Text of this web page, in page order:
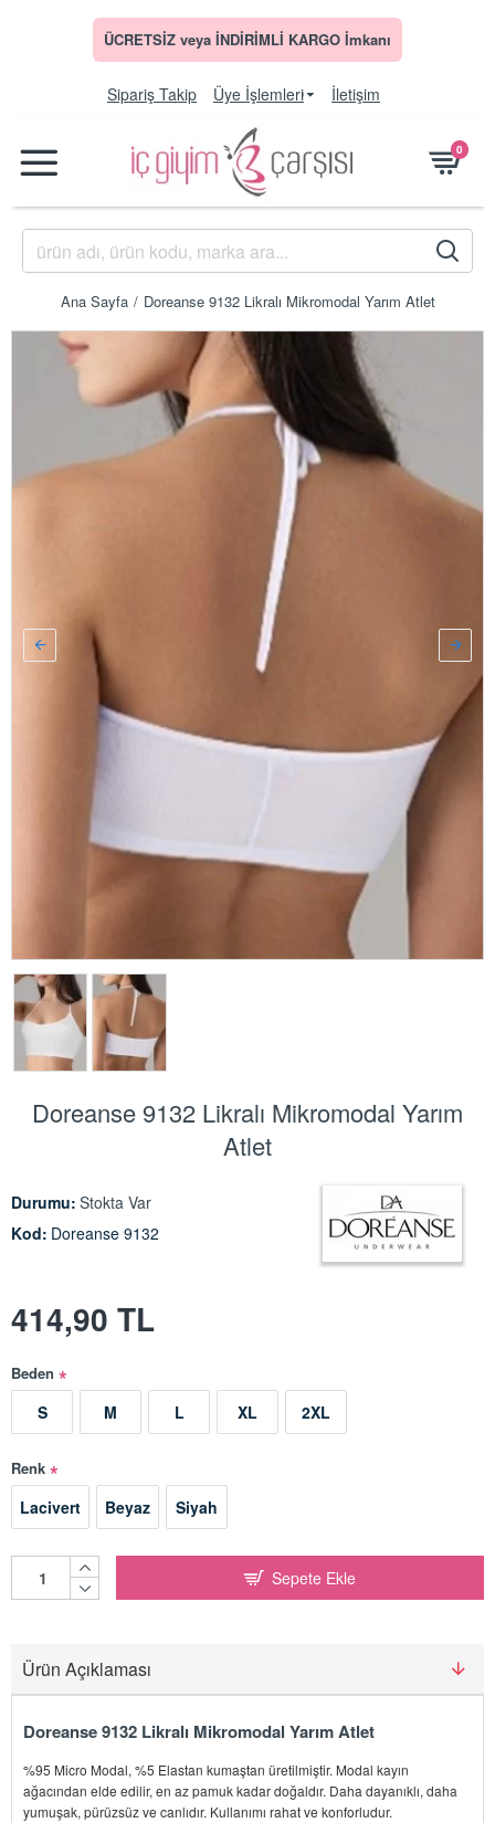
ÜCRETSİZ veya İNDİRİMLİ KARGO İmkanı
Sipariş Takip Üye İşlemleri İletişim
0
Ana Sayfa Doreanse 9132 Likralı Mikromodal Yarım Atlet
Doreanse 9132 Likralı Mikromodal Yarım
Atlet
414,90 TL
Durumu: Stokta Var
Kod: Doreanse 9132
Beden
S M L XL 2XL
Renk
Lacivert Beyaz Siyah
Sepete Ekle
Ürün Açıklaması
Doreanse 9132 Likralı Mikromodal Yarım Atlet
%95 Micro Modal, %5 Elastan kumaştan üretilmiştir. Modal kayın
ağacından elde edilir, en az pamuk kadar doğaldır. Daha dayanıklı, daha
yumuşak, pürüzsüz ve canlıdır. Kullanımı rahat ve konforludur.